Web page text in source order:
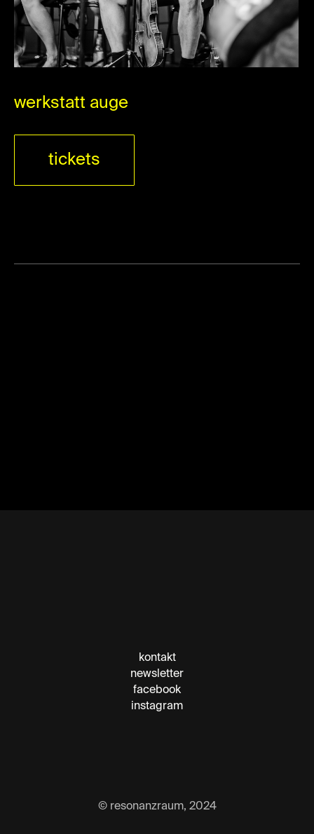
werkstatt auge
tickets
kontakt
newsletter
facebook
instagram
© resonanzraum, 2024